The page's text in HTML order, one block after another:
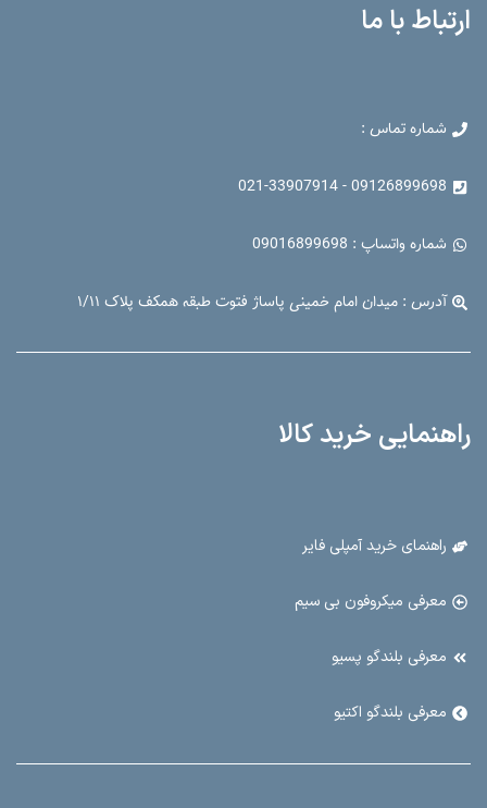
ارتباط با ما
شماره تماس :
09126899698 - 021-33907914
شماره واتساپ : 09016899698
آدرس : میدان امام خمینی پاساژ فتوت طبقه همکف پلاک ۱/۱۱
راهنمایی خرید کالا
راهنمای خرید آمپلی فایر
معرفی میکروفون بی سیم
معرفی بلندگو پسیو
معرفی بلندگو اکتیو